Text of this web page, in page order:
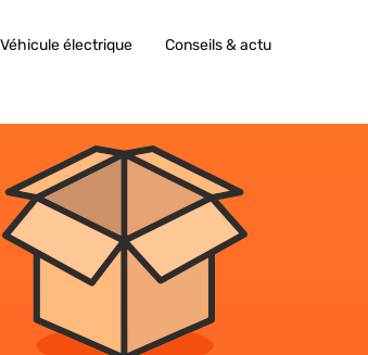
Véhicule électrique Conseils & actu